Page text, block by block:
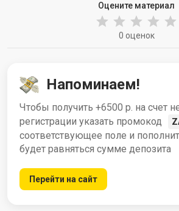
Оцените материал
0 оценок
Напоминаем!
Чтобы получить +6500 р. на счет
регистрации указать промокод
соответствующее поле и
будет равняться сумме депозита
Перейти на сайт